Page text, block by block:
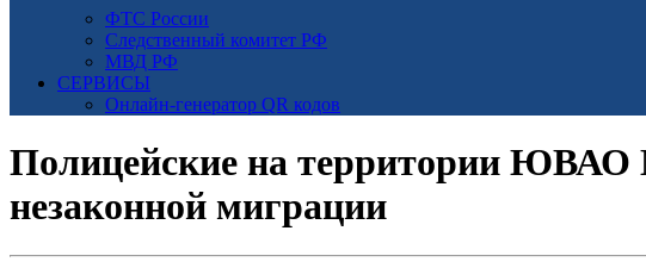
ФТС России
Следственный комитет РФ
МВД РФ
СЕРВИСЫ
Онлайн-генератор QR кодов
Полицейские на территории ЮВАО
незаконной миграции